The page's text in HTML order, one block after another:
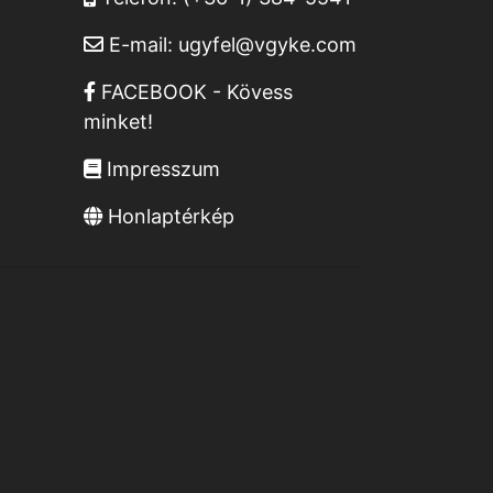
E-mail: ugyfel@vgyke.com
FACEBOOK - Kövess
minket!
Impresszum
Honlaptérkép